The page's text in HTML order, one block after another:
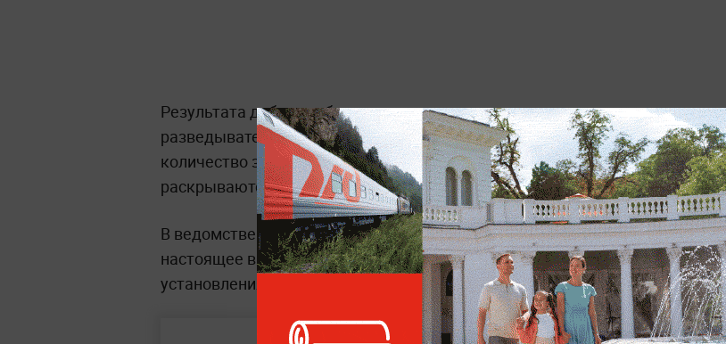
Результата добились благодаря комплексу оперативно-разыскных,
разведывательных и контрразведывательных мероприятий. Точное
количество задержанных и детали проводимых акций сейчас не
раскрываются.
В ведомстве заявили о полном срыве всех планов противника. В
настоящее время проводятся необходимые следственные действия для
установления всех причастных к подготовке диверсий лиц.